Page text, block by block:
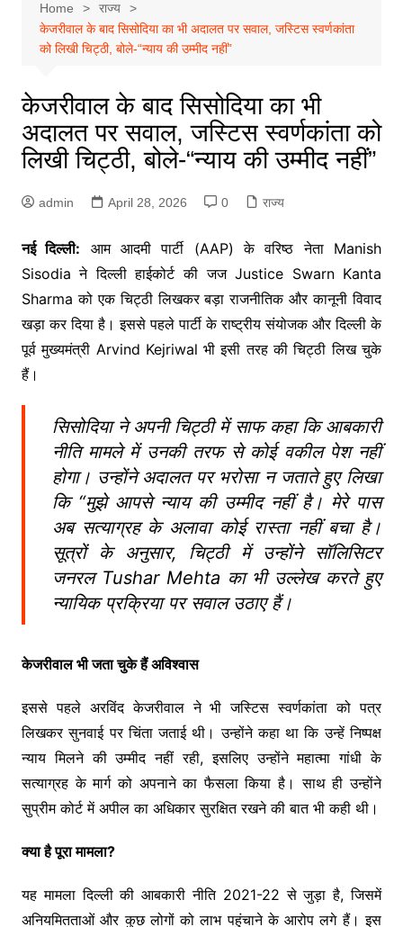
Home
राज्य
केजरीवाल के बाद सिसोदिया का भी अदालत पर सवाल, जस्टिस स्वर्णकांता
को लिखी चिट्ठी, बोले-“न्याय की उम्मीद नहीं”
केजरीवाल के बाद सिसोदिया का भी
अदालत पर सवाल, जस्टिस स्वर्णकांता को
लिखी चिट्ठी, बोले-“न्याय की उम्मीद नहीं”
admin April 28, 2026 0 राज्य
नई दिल्ली: आम आदमी पार्टी (AAP) के वरिष्ठ नेता Manish
Sisodia ने दिल्ली हाईकोर्ट की जज Justice Swarn Kanta
Sharma को एक चिट्ठी लिखकर बड़ा राजनीतिक और कानूनी विवाद
खड़ा कर दिया है। इससे पहले पार्टी के राष्ट्रीय संयोजक और दिल्ली के
पूर्व मुख्यमंत्री Arvind Kejriwal भी इसी तरह की चिट्ठी लिख चुके
हैं।
सिसोदिया ने अपनी चिट्ठी में साफ कहा कि आबकारी
नीति मामले में उनकी तरफ से कोई वकील पेश नहीं
होगा। उन्होंने अदालत पर भरोसा न जताते हुए लिखा
कि “मुझे आपसे न्याय की उम्मीद नहीं है। मेरे पास
अब सत्याग्रह के अलावा कोई रास्ता नहीं बचा है।
सूत्रों के अनुसार, चिट्ठी में उन्होंने सॉलिसिटर
जनरल Tushar Mehta का भी उल्लेख करते हुए
न्यायिक प्रक्रिया पर सवाल उठाए हैं।
केजरीवाल भी जता चुके हैं अविश्वास
इससे पहले अरविंद केजरीवाल ने भी जस्टिस स्वर्णकांता को पत्र
लिखकर सुनवाई पर चिंता जताई थी। उन्होंने कहा था कि उन्हें निष्पक्ष
न्याय मिलने की उम्मीद नहीं रही, इसलिए उन्होंने महात्मा गांधी के
सत्याग्रह के मार्ग को अपनाने का फैसला किया है। साथ ही उन्होंने
सुप्रीम कोर्ट में अपील का अधिकार सुरक्षित रखने की बात भी कही थी।
क्या है पूरा मामला?
यह मामला दिल्ली की आबकारी नीति 2021-22 से जुड़ा है, जिसमें
अनियमितताओं और कुछ लोगों को लाभ पहुंचाने के आरोप लगे हैं। इस